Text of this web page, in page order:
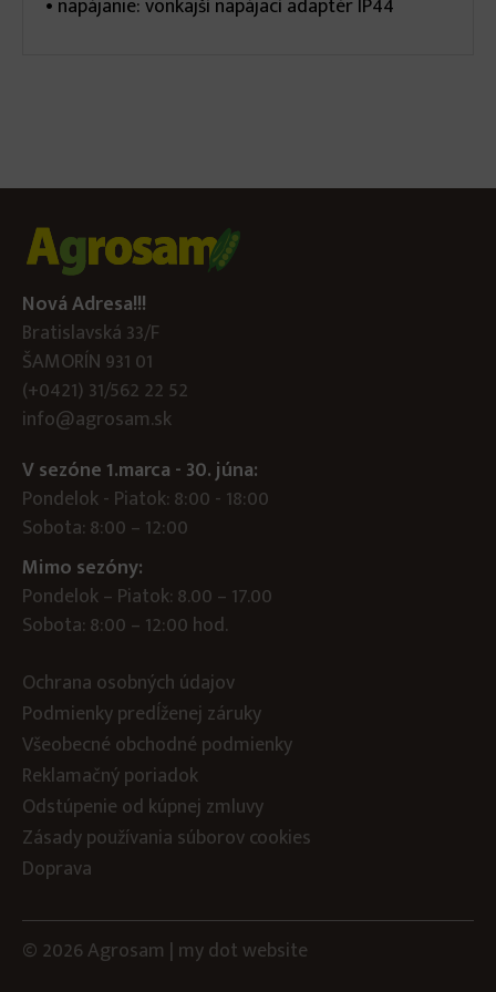
• napájanie: vonkajší napájací adaptér IP44
Nová Adresa!!!
Bratislavská 33/F
ŠAMORÍN 931 01
(+0421) 31/562 22 52
info@agrosam.sk
V sezóne 1.marca - 30. júna:
Pondelok - Piatok: 8:00 - 18:00
Sobota: 8:00 – 12:00
Mimo sezóny:
Pondelok – Piatok: 8.00 – 17.00
Sobota: 8:00 – 12:00 hod.
Ochrana osobných údajov
Podmienky predĺženej záruky
Všeobecné obchodné podmienky
Reklamačný poriadok
Odstúpenie od kúpnej zmluvy
Zásady používania súborov cookies
Doprava
© 2026 Agrosam | my dotwebsite